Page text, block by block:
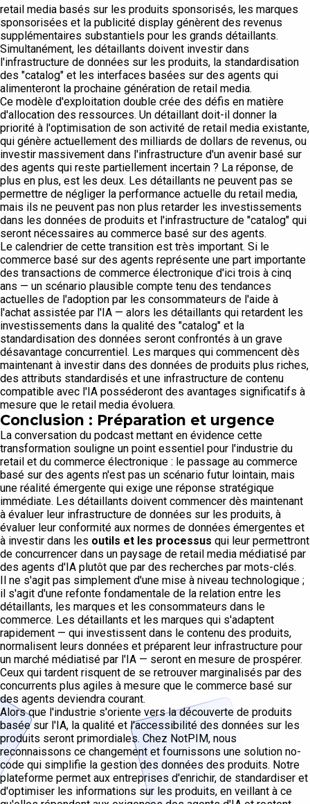
retail media basés sur les produits sponsorisés, les marques
sponsorisées et la publicité display génèrent des revenus
supplémentaires substantiels pour les grands détaillants.
Simultanément, les détaillants doivent investir dans
l'infrastructure de données sur les produits, la standardisation
des "catalog" et les interfaces basées sur des agents qui
alimenteront la prochaine génération de retail media.
Ce modèle d'exploitation double crée des défis en matière
d'allocation des ressources. Un détaillant doit-il donner la
priorité à l'optimisation de son activité de retail media existante,
qui génère actuellement des milliards de dollars de revenus, ou
investir massivement dans l'infrastructure d'un avenir basé sur
des agents qui reste partiellement incertain ? La réponse, de
plus en plus, est les deux. Les détaillants ne peuvent pas se
permettre de négliger la performance actuelle du retail media,
mais ils ne peuvent pas non plus retarder les investissements
dans les données de produits et l'infrastructure de "catalog" qui
seront nécessaires au commerce basé sur des agents.
Le calendrier de cette transition est très important. Si le
commerce basé sur des agents représente une part importante
des transactions de commerce électronique d'ici trois à cinq
ans — un scénario plausible compte tenu des tendances
actuelles de l'adoption par les consommateurs de l'aide à
l'achat assistée par l'IA — alors les détaillants qui retardent les
investissements dans la qualité des "catalog" et la
standardisation des données seront confrontés à un grave
désavantage concurrentiel. Les marques qui commencent dès
maintenant à investir dans des données de produits plus riches,
des attributs standardisés et une infrastructure de contenu
compatible avec l'IA posséderont des avantages significatifs à
mesure que le retail media évoluera.
Conclusion : Préparation et urgence
La conversation du podcast mettant en évidence cette
transformation souligne un point essentiel pour l'industrie du
retail et du commerce électronique : le passage au commerce
basé sur des agents n'est pas un scénario futur lointain, mais
une réalité émergente qui exige une réponse stratégique
immédiate. Les détaillants doivent commencer dès maintenant
à évaluer leur infrastructure de données sur les produits, à
évaluer leur conformité aux normes de données émergentes et
à investir dans les outils et les processus qui leur permettront
de concurrencer dans un paysage de retail media médiatisé par
des agents d'IA plutôt que par des recherches par mots-clés.
Il ne s'agit pas simplement d'une mise à niveau technologique ;
il s'agit d'une refonte fondamentale de la relation entre les
détaillants, les marques et les consommateurs dans le
commerce. Les détaillants et les marques qui s'adaptent
rapidement — qui investissent dans le contenu des produits,
normalisent leurs données et préparent leur infrastructure pour
un marché médiatisé par l'IA — seront en mesure de prospérer.
Ceux qui tardent risquent de se retrouver marginalisés par des
concurrents plus agiles à mesure que le commerce basé sur
des agents deviendra courant.
Alors que l'industrie s'oriente vers la découverte de produits
basée sur l'IA, la qualité et l'accessibilité des données sur les
produits seront primordiales. Chez NotPIM, nous
reconnaissons ce changement et fournissons une solution no-
code qui simplifie la gestion des données des produits. Notre
plateforme permet aux entreprises d'enrichir, de standardiser et
d'optimiser les informations sur les produits, en veillant à ce